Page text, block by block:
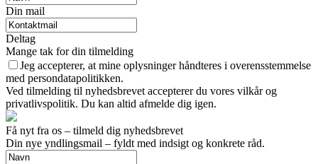
Din mail
Deltag
Mange tak for din tilmelding
Jeg accepterer, at mine oplysninger håndteres i overensstemmelse
med persondatapolitikken.
Ved tilmelding til nyhedsbrevet accepterer du vores vilkår og
privatlivspolitik. Du kan altid afmelde dig igen.
Få nyt fra os – tilmeld dig nyhedsbrevet
Din nye yndlingsmail – fyldt med indsigt og konkrete råd.